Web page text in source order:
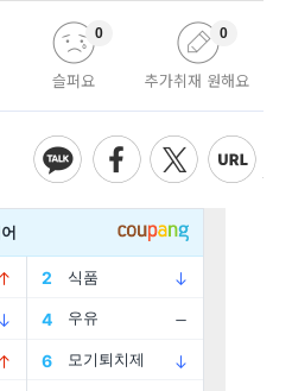
슬퍼요
0
추가취재 원해요
0